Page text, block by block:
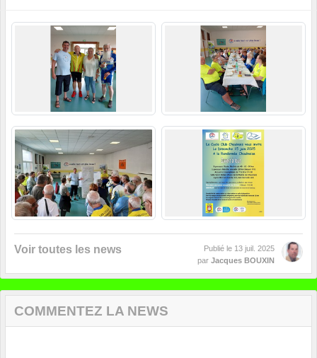
Voir toutes les news Publié le 13 juil. 2025
par Jacques BOUXIN
COMMENTEZ LA NEWS